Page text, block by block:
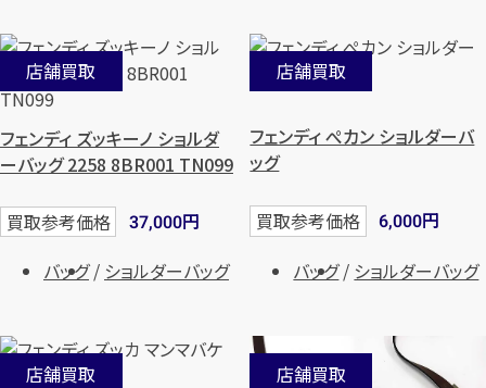
店舗買取
フェンディ ズッキーノ ショルダ
ーバッグ 2258 8BR001 TN099
買取参考価格 37,000円
バッグ
ショルダーバッグ
店舗買取
フェンディ ぺカン ショルダーバ
ッグ
買取参考価格 6,000円
バッグ
ショルダーバッグ
店舗買取 店舗買取